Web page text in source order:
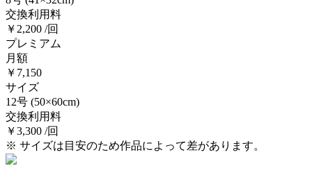
交換利用料
￥2,200 /回
プレミアム
月額
￥7,150
サイズ
12号 (50×60cm)
交換利用料
￥3,300 /回
※ サイズは目安のため作品によって差があります。